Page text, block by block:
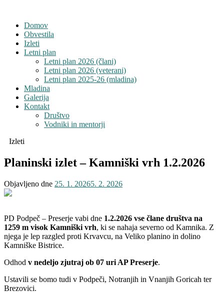
Domov
Obvestila
Izleti
Letni plan
Letni plan 2026 (člani)
Letni plan 2026 (veterani)
Letni plan 2025-26 (mladina)
Mladina
Galerija
Kontakt
Društvo
Vodniki in mentorji
Izleti
Planinski izlet – Kamniški vrh 1.2.2026
Objavljeno dne 25. 1. 20265. 2. 2026
PD Podpeč – Preserje vabi dne 1.2.2026 vse člane društva na
1259 m visok Kamniški vrh, ki se nahaja severno od Kamnika. Z
njega je lep razgled proti Krvavcu, na Veliko planino in dolino
Kamniške Bistrice.
Odhod v nedeljo zjutraj ob 07 uri AP Preserje.
Ustavili se bomo tudi v Podpeči, Notranjih in Vnanjih Goricah ter
Brezovici.